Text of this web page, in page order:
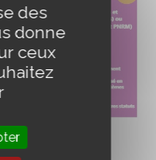
des
donne
ceux